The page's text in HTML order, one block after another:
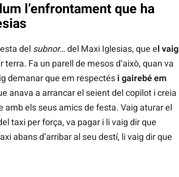
l’enfrontament que ha
del subnor… del Maxi Iglesias, que el vaig
terra. Fa un parell de mesos d’això, quan va
demanar que em respectés i gairebé em
anava a arrancar el seient del copilot i creia
amb els seus amics de festa. Vaig aturar el
taxi per força, va pagar i li vaig dir que
abans d’arribar al seu destí, li vaig dir que